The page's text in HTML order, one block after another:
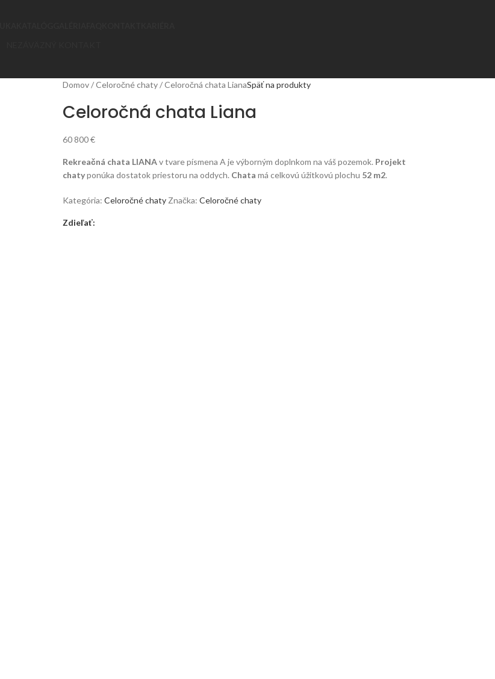
Domov Celoročné chaty Celoročná chata LianaSpäť na produkty
Celoročná chata Liana
60 800€
Rekreačná chata LIANAv tvare písmena A je výborným doplnkom na váš pozemok. Projekt
chatyponúka dostatok priestoru na oddych. Chata má celkovú úžitkovú plochu 52 m2.
Kategória: Celoročné chaty Značka: Celoročné chaty
Zdieľať: